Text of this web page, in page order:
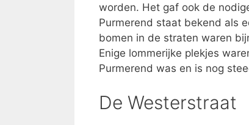
worden. Het gaf ook de
Purmerend staat bekend als
bomen in de straten waren
Enige lommerijke plekjes
Purmerend was en is nog
De Westerstraat